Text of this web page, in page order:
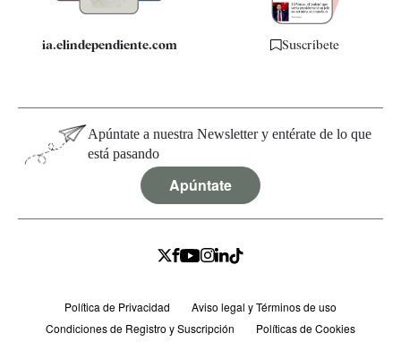
ia.elindependiente.com Suscríbete
Apúntate a nuestra Newsletter y entérate de lo que
está pasando
Apúntate
Política de Privacidad
Aviso legal y Términos de uso
Condiciones de Registro y Suscripción
Políticas de Cookies